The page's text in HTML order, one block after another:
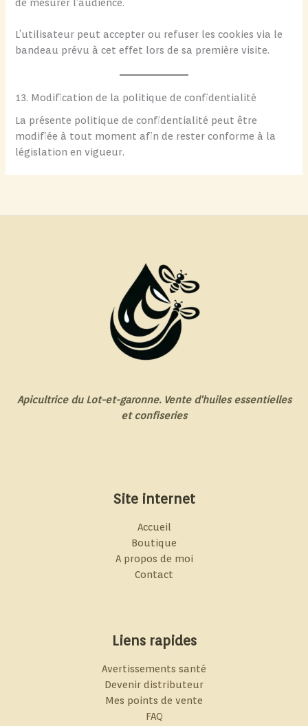
L’utilisateur peut accepter ou refuser les cookies via le
bandeau prévu à cet effet lors de sa première visite.
13. Modification de la politique de confidentialité
La présente politique de confidentialité peut être
modifiée à tout moment afin de rester conforme à la
législation en vigueur.
Apicultrice du Lot-et-garonne. Vente d'huiles essentielles
et confiseries
Site internet
Accueil
Boutique
A propos de moi
Contact
Liens rapides
Avertissements santé
Devenir distributeur
Mes points de vente
FAQ